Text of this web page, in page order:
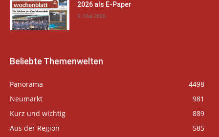
2026 als E-Paper
9. Mai 2026
Beliebte Themenwelten
Panorama
4498
Neumarkt
981
Kurz und wichtig
889
Aus der Region
585